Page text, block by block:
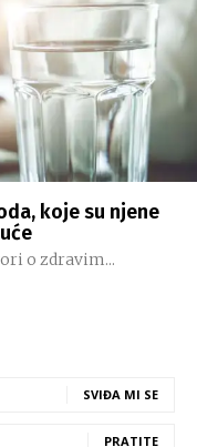
koje su njene
o zdravim...
SVIĐA MI SE
PRATITE